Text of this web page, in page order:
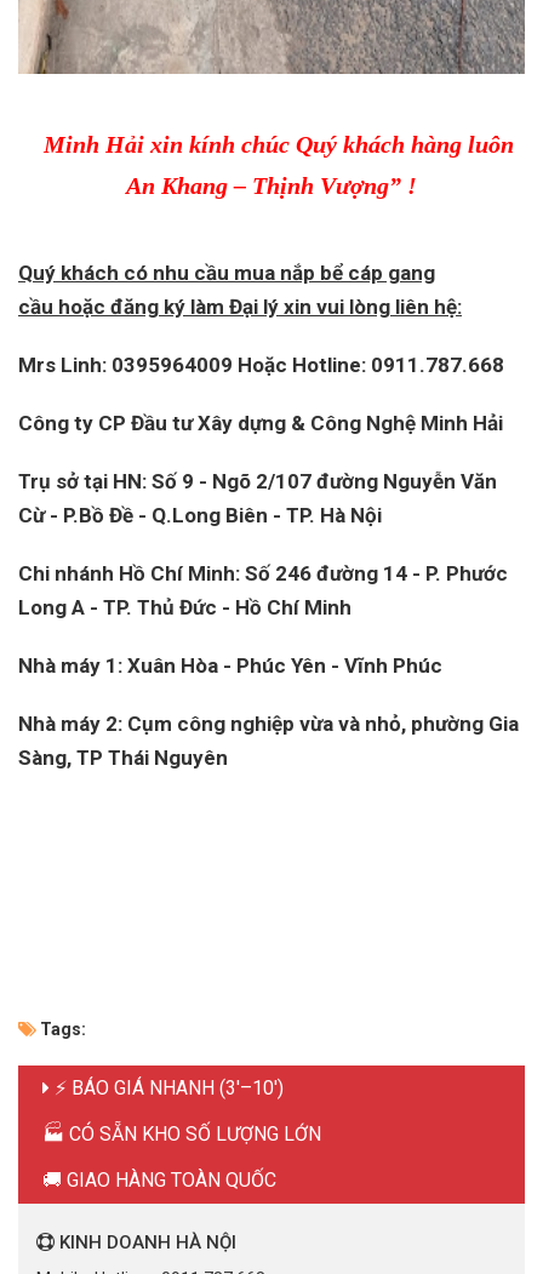
Minh Hải xin kính chúc Quý khách hàng luôn
An Khang – Thịnh Vượng” !
Quý khách có nhu cầu mua nắp bể cáp gang
cầu hoặc đăng ký làm Đại lý xin vui lòng liên hệ:
Mrs Linh: 0395964009 Hoặc Hotline: 0911.787.668
Công ty CP Đầu tư Xây dựng & Công Nghệ Minh Hải
Trụ sở tại HN: Số 9 - Ngõ 2/107 đường Nguyễn Văn
Cừ - P.Bồ Đề - Q.Long Biên - TP. Hà Nội
Chi nhánh Hồ Chí Minh: Số 246 đường 14 - P. Phước
Long A - TP. Thủ Đức - Hồ Chí Minh
Nhà máy 1: Xuân Hòa - Phúc Yên - Vĩnh Phúc
Nhà máy 2: Cụm công nghiệp vừa và nhỏ, phường Gia
Sàng, TP Thái Nguyên
Tags:
⚡ BÁO GIÁ NHANH (3'–10')
🏭 CÓ SẴN KHO SỐ LƯỢNG LỚN
🚚 GIAO HÀNG TOÀN QUỐC
KINH DOANH HÀ NỘI